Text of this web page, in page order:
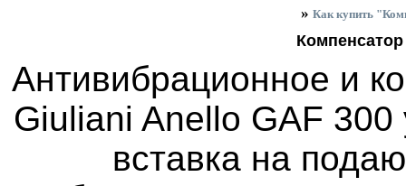
» Как купить
Антивибрационное и
Giuliani Anello GAF 300
вставка на